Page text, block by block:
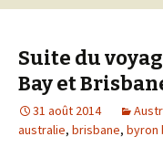
Suite du
Bay et
31 août 2014
australie, brisbane, byron